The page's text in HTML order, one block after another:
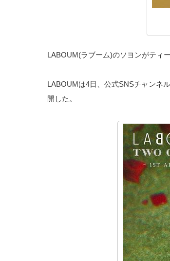
LABOUM(ラブーム)のソヨンがティ
LABOUMは4日、公式SNSチャンネ
開した。